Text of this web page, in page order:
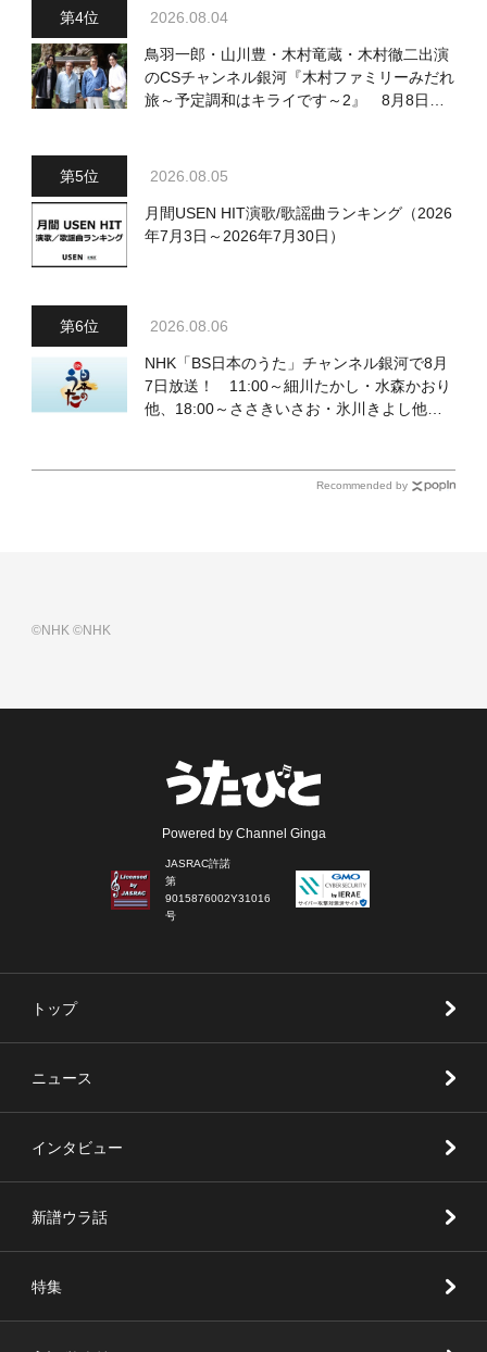
2026.08.04
鳥羽一郎・山川豊・木村竜蔵・木村徹二出演
のCSチャンネル銀河『木村ファミリーみだれ
旅～予定調和はキライです～2』 8月8日
2026.08.05
月間USEN HIT演歌/歌謡曲ランキング（2026
年7月3日～2026年7月30日）
2026.08.06
NHK「BS日本のうた」チャンネル銀河で8月
7日放送！ 11:00～細川たかし・水森かおり
他、18:00～ささきいさお・氷川きよし他登
Recommended by
©NHK©NHK
Powered by Channel Ginga
JASRAC許諾
第
9015876002Y31016
号
トップ
ニュース
インタビュー
新譜ウラ話
特集